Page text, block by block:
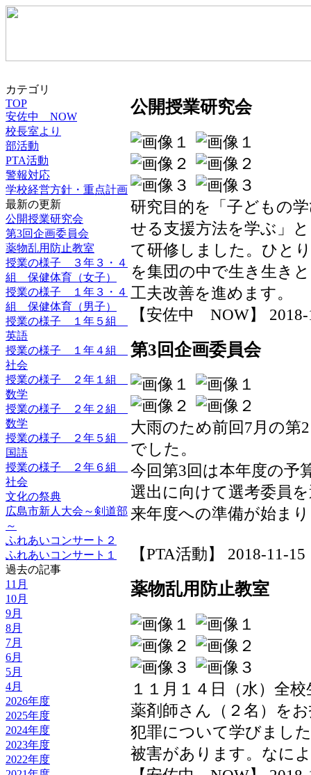
カテゴリ
TOP
安佐中 NOW
校長室より
部活動
PTA活動
警報対応
学校経営方針・重点計画
最新の更新
公開授業研究会
第3回企画委員会
薬物乱用防止教室
授業の様子 ３年３・４
組 保健体育（女子）
授業の様子 １年３・４
組 保健体育（男子）
授業の様子 １年５組
英語
授業の様子 １年４組
社会
授業の様子 ２年１組
数学
授業の様子 ２年２組
数学
授業の様子 ２年５組
国語
授業の様子 ２年６組
社会
文化の祭典
広島市新人大会～剣道部
～
ふれあいコンサート２
ふれあいコンサート１
過去の記事
11月
10月
9月
8月
7月
6月
5月
4月
2026年度
2025年度
2024年度
2023年度
2022年度
公開授業研究会
研究目的を「子どもの
せる支援方法を学ぶ」
て研修しました。ひと
を集団の中で生き生き
工夫改善を進めます。
【安佐中 NOW】 2018-
第3回企画委員会
大雨のため前回7月の第
でした。
今回第3回は本年度の予
選出に向けて選考委員
来年度への準備が始ま
【PTA活動】 2018-11-
薬物乱用防止教室
１１月１４日（水）全
薬剤師さん（２名）を
犯罪について学びまし
被害があります。なに